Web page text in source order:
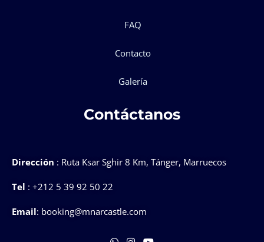
FAQ
Contacto
Galería
Contáctanos
Dirección : Ruta Ksar Sghir 8 Km, Tánger, Marruecos
Tel : +212 5 39 92 50 22
Email: booking@mnarcastle.com